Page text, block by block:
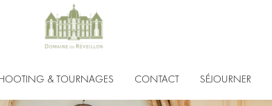
& TOURNAGES CONTACT SÉJOURNER